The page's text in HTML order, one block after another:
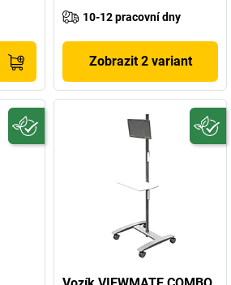
10-12 pracovní dny
Zobrazit 2 variant